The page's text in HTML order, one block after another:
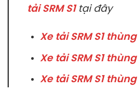
tải SRM S1tại đây
Xe tải SRM S1
Xe tải SRM S1
Xe tải SRM S1